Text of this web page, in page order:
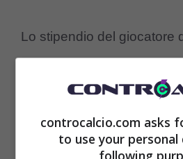
Lo stipendio del giocatore
sui2,8 milioni di eurocon
scade agiugno del 2026.
milanista vuole affrettare i
arrivare a un accordo entro
controcalcio.com asks
to use your
following